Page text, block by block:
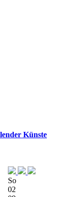
Künste
So
02